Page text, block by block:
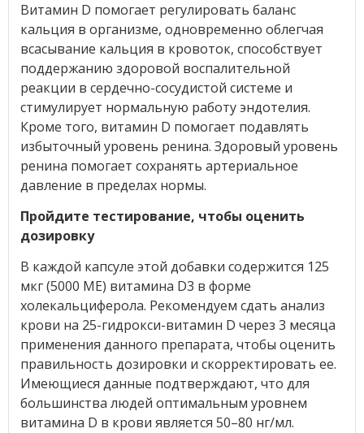
Витамин D помогает регулировать баланс
кальция в организме, одновременно облегчая
всасывание кальция в кровоток, способствует
поддержанию здоровой воспалительной
реакции в сердечно-сосудистой системе и
стимулирует нормальную работу эндотелия.
Кроме того, витамин D помогает подавлять
избыточный уровень ренина. Здоровый уровень
ренина помогает сохранять артериальное
давление в пределах нормы.
Пройдите тестирование, чтобы оценить
дозировку
В каждой капсуле этой добавки содержится 125
мкг (5000 МЕ) витамина D3 в форме
холекальциферола. Рекомендуем сдать анализ
крови на 25-гидрокси-витамин D через 3 месяца
применения данного препарата, чтобы оценить
правильность дозировки и скорректировать ее.
Имеющиеся данные подтверждают, что для
большинства людей оптимальным уровнем
витамина D в крови является 50–80 нг/мл.